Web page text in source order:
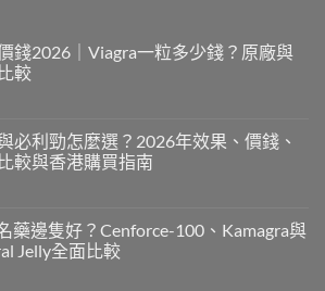
錢2026｜Viagra一粒多少錢？原廠與
較
必利勁怎麼選？2026年效果、價錢、
較與香港購買指南
藥邊隻好？Cenforce-100、Kamagra與
Jelly全面比較